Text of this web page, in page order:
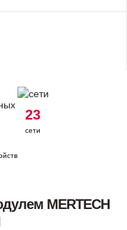
23
сети
MERTECH